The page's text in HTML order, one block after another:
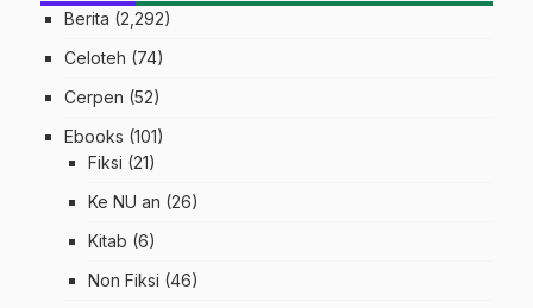
Berita (2,292)
Celoteh (74)
Cerpen (52)
Ebooks (101)
Fiksi (21)
Ke NU an (26)
Kitab (6)
Non Fiksi (46)